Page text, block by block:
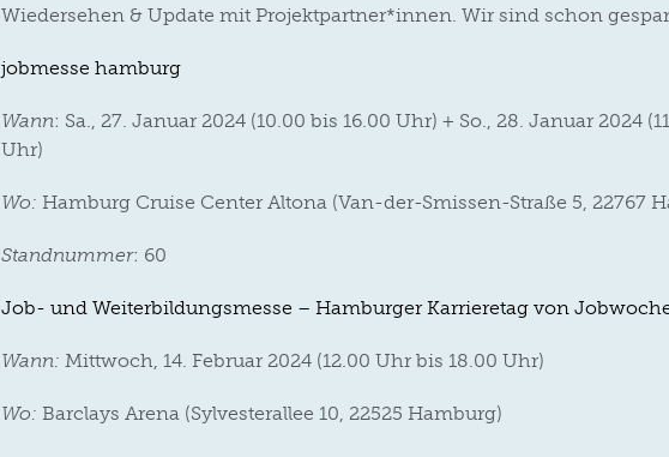
Wiedersehen & Update mit Projektpartner*innen. Wir sind schon
jobmesse hamburg
Wann: Sa., 27. Januar 2024 (10.00 bis 16.00 Uhr) + So., 28. Januar 2024
Uhr)
Wo: Hamburg Cruise Center Altona (Van-der-Smissen-Straße 5, 22767
Standnummer: 60
Job- und Weiterbildungsmesse – Hamburger Karrieretag von
Wann: Mittwoch, 14. Februar 2024 (12.00 Uhr bis 18.00 Uhr)
Wo: Barclays Arena (Sylvesterallee 10, 22525 Hamburg)